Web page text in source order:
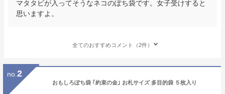
マタタビが入ってそうなネコのぽち袋です。女子受けすると
思いますよ。
全てのおすすめコメント（2件）
no. 2
おもしろぽち袋 ｢約束の金｣ お札サイズ 多目的袋 ５枚入り